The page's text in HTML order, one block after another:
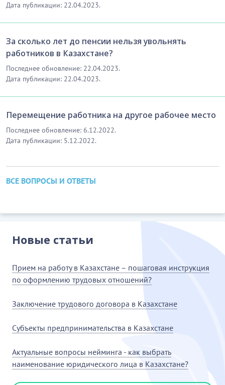
Дата публикации: 22.04.2023.
За сколько лет до пенсии нельзя увольнять
работников в Казахстане?
Последнее обновление: 22.04.2023.
Дата публикации: 22.04.2023.
Перемещение работника на другое рабочее место
Последнее обновление: 6.12.2022.
Дата публикации: 5.12.2022.
ВСЕ ВОПРОСЫ И ОТВЕТЫ
Новые статьи
Прием на работу в Казахстане – пошаговая инструкция
по оформлению трудовых отношений?
Заключение трудового договора в Казахстане
Субъекты предпринимательства в Казахстане
Актуальные вопросы нейминга - как выбрать
наименование юридического лица в Казахстане?